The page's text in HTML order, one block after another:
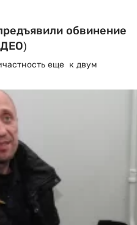
обвинение
еще к двум